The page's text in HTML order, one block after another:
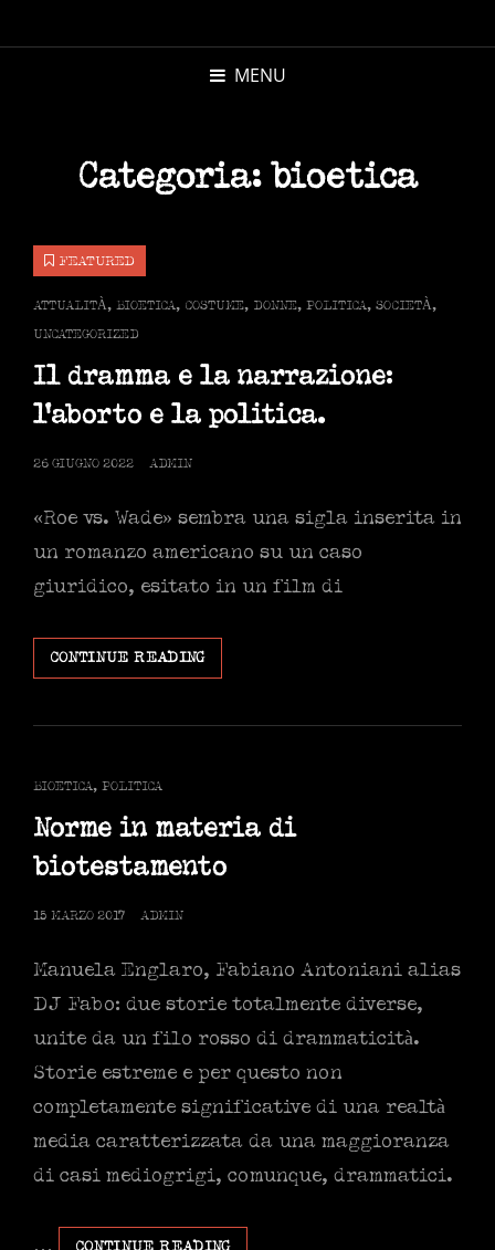
MENU
Categoria: bioetica
FEATURED
CAT
LINKS
ATTUALITÀ, BIOETICA, COSTUME, DONNE, POLITICA, SOCIETÀ,
UNCATEGORIZED
Il dramma e la narrazione:
l’aborto e la politica.
POSTED
26 GIUGNO 2022 ADMIN
«Roe vs. Wade» sembra una sigla inserita in
un romanzo americano su un caso
giuridico, esitato in un film di
CONTINUE READINGIL
DRAMMA
LA
LA
POLITICA.
CAT
LINKS
BIOETICA, POLITICA
Norme in materia di
biotestamento
POSTED
15 MARZO 2017 ADMIN
Manuela Englaro, Fabiano Antoniani alias
DJ Fabo: due storie totalmente diverse,
unite da un filo rosso di drammaticità.
Storie estreme e per questo non
completamente significative di una realtà
media caratterizzata da una maggioranza
di casi mediogrigi, comunque, drammatici.
NORME